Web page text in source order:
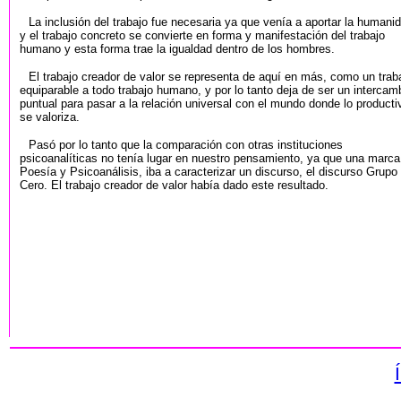
La inclusión del trabajo fue necesaria ya que venía a aportar la
y el trabajo concreto se convierte en forma y manifestación del trabajo
humano y esta forma trae la igualdad dentro de los hombres.
El trabajo creador de valor se representa de aquí en más, como un
equiparable a todo trabajo humano, y por lo tanto deja de ser un
puntual para pasar a la relación universal con el mundo donde lo
se valoriza.
Pasó por lo tanto que la comparación con otras instituciones
psicoanalíticas no tenía lugar en nuestro pensamiento, ya que una
Poesía y Psicoanálisis, iba a caracterizar un discurso, el discurso Grupo
Cero. El trabajo creador de valor había dado este resultado.